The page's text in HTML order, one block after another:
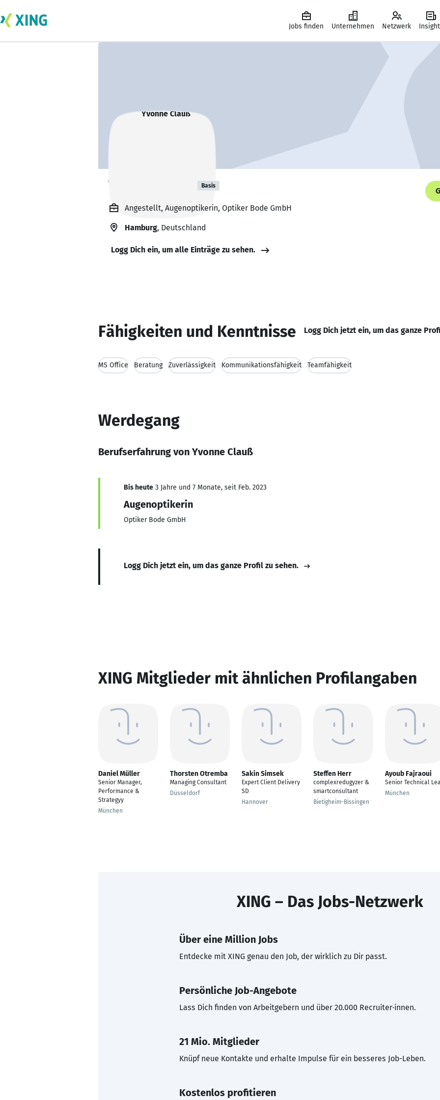
Jobs finden Unternehmen Netzwerk
Yvonne Clauß Basis
Angestellt, Augenoptikerin, Optiker Bode GmbH
Hamburg, Deutschland
Logg Dich ein, um alle Einträge zu sehen.
Fähigkeiten und Kenntnisse Logg Dich jetzt ein, um das ganze
MS Office Beratung Zuverlässigkeit Kommunikationsfähigkeit Teamfähigkeit
Werdegang
Berufserfahrung von Yvonne Clauß
Bis heute 3 Jahre und 7 Monate, seit Feb. 2023
Augenoptikerin
Optiker Bode GmbH
Logg Dich jetzt ein, um das ganze Profil zu sehen.
XING Mitglieder mit ähnlichen Profilangaben
Daniel Müller
Senior Manager,
Performance &
Strategyy
München
Thorsten Otremba
Managing Consultant
Düsseldorf
Sakin Simsek
Expert Client Delivery
SD
Hannover
Steffen Herr
complexredugyzer &
smartconsultant
Bietigheim-Bissingen
Ayoub Fajraoui
Senior Technical
München
XING – Das Jobs-Netzwerk
Über eine Million Jobs
Entdecke mit XING genau den Job, der wirklich zu Dir passt.
Persönliche Job-Angebote
Lass Dich finden von Arbeitgebern und über 20.000 Recruiter·innen.
21 Mio. Mitglieder
Knüpf neue Kontakte und erhalte Impulse für ein besseres Job-Leben.
Kostenlos profitieren